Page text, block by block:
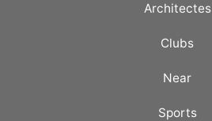
Architectes
Clubs
Near
Sports